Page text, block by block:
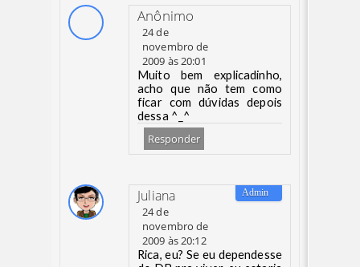
Anônimo
24 de
novembro de
2009 às 20:01
Muito bem explicadinho,
acho que não tem como
ficar com dúvidas depois
dessa ^_^
Responder
Juliana
24 de
novembro de
2009 às 20:12
Rica, eu? Se eu dependesse